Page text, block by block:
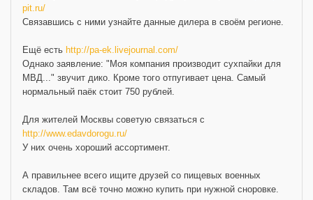
pit.ru/
Связавшись с ними узнайте данные дилера в своём регионе.
Ещё есть http://pa-ek.livejournal.com/
Однако заявление: "Моя компания производит сухпайки для
МВД..." звучит дико. Кроме того отпугивает цена. Самый
нормальный паёк стоит 750 рублей.
Для жителей Москвы советую связаться с
http://www.edavdorogu.ru/
У них очень хороший ассортимент.
А правильнее всего ищите друзей со пищевых военных
складов. Там всё точно можно купить при нужной сноровке.